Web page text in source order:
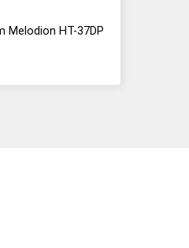
Melodion HT-37DP